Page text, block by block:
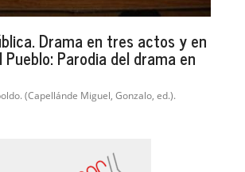
Drama en tres actos y en
Parodia del drama en
(Capellánde Miguel, Gonzalo, ed.).